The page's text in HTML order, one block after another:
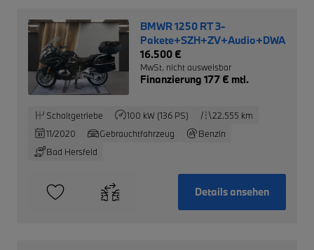
BMWR 1250 RT 3-
Pakete+SZH+ZV+Audio+DWA+
16.500 €
MwSt. nicht ausweisbar
Finanzierung 177 € mtl.
Schaltgetriebe 100 kW (136 PS)
22.555 km
11/2020
Gebrauchtfahrzeug
Benzin
Bad Hersfeld
Details ansehen